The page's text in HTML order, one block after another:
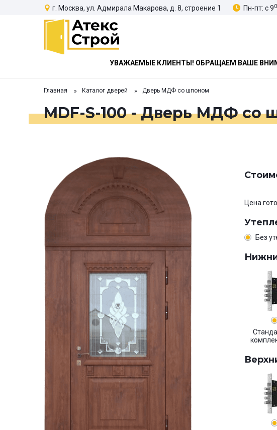
г. Москва, ул. Адмирала Макарова, д. 8, строение 1 Пн-пт: с 9
УВАЖАЕМЫЕ КЛИЕНТЫ! ОБРАЩАЕМ ВАШЕ
Главная Каталог дверей Дверь МДФ со шпоном
MDF-S-100 - Дверь МДФ со
Цена
Без